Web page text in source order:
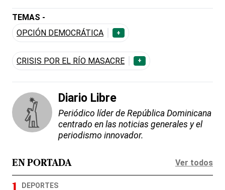
TEMAS -
OPCIÓN DEMOCRÁTICA
+
CRISIS POR EL RÍO MASACRE +
Diario Libre
Periódico líder de República Dominicana
centrado en las noticias generales y el
periodismo innovador.
EN PORTADA Ver todos
DEPORTES